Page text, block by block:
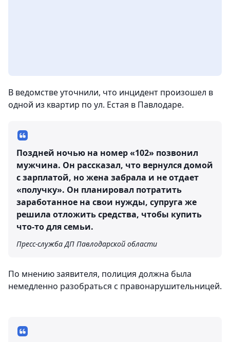
В ведомстве уточнили, что инцидент произошел в
одной из квартир по ул. Естая в Павлодаре.
Поздней ночью на номер «102» позвонил
мужчина. Он рассказал, что вернулся домой
с зарплатой, но жена забрала и не отдает
«получку». Он планировал потратить
заработанное на свои нужды, супруга же
решила отложить средства, чтобы купить
что-то для семьи.
Пресс-служба ДП Павлодарской области
По мнению заявителя, полиция должна была
немедленно разобраться с правонарушительницей.